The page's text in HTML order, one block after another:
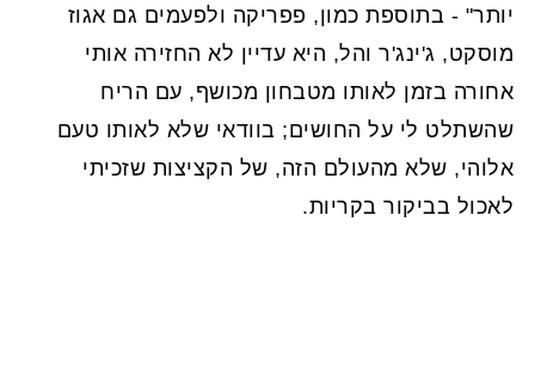
יותר" - בתוספת כמון, פפריקה ולפעמים גם אגוז
מוסקט, ג'ינג'ר והל, היא עדיין לא החזירה אותי
אחורה בזמן לאותו מטבחון מכושף, עם הריח
שהשתלט לי על החושים; בוודאי שלא לאותו טעם
אלוהי, שלא מהעולם הזה, של הקציצות שזכיתי
לאכול בביקור בקריות.